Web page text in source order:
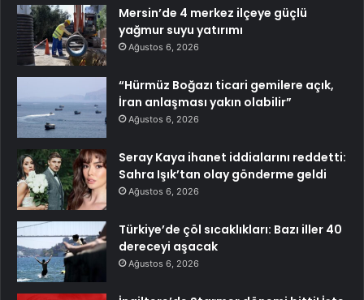
Mersin’de 4 merkez ilçeye güçlü
yağmur suyu yatırımı
Ağustos 6, 2026
“Hürmüz Boğazı ticari gemilere açık,
İran anlaşması yakın olabilir”
Ağustos 6, 2026
Seray Kaya ihanet iddialarını reddetti:
Sahra Işık’tan olay gönderme geldi
Ağustos 6, 2026
Türkiye’de çöl sıcaklıkları: Bazı iller 40
dereceyi aşacak
Ağustos 6, 2026